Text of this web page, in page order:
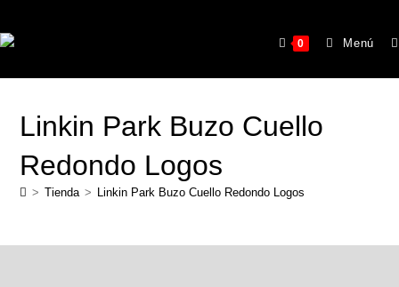
0 Menú
Linkin Park Buzo Cuello
Redondo Logos
> Tienda > Linkin Park Buzo Cuello Redondo Logos